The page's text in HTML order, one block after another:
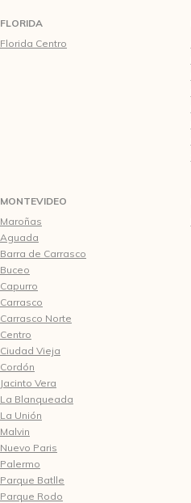
FLORIDA
Florida Centro
MONTEVIDEO
Maroñas
Aguada
Barra de Carrasco
Buceo
Capurro
Carrasco
Carrasco Norte
Centro
Ciudad Vieja
Cordón
Jacinto Vera
La Blanqueada
La Unión
Malvin
Nuevo Paris
Palermo
Parque Batlle
Parque Rodo